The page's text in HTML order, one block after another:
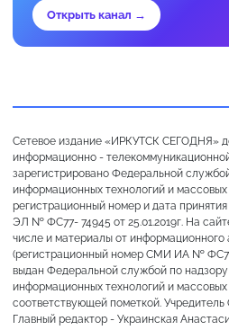
Открыть канал →
Сетевое издание «ИРКУТСК СЕГОДНЯ»
информационно -
зарегистрировано Федеральной
информационных технологий и
регистрационный номер и дата
ЭЛ № ФС77- 74945 от 25.01.2019г. На
числе и материалы от информационного
(регистрационный номер СМИ ИА №
выдан Федеральной службой по надзору
информационных технологий и
соответствующей пометкой.
Главный редактор - Украинская